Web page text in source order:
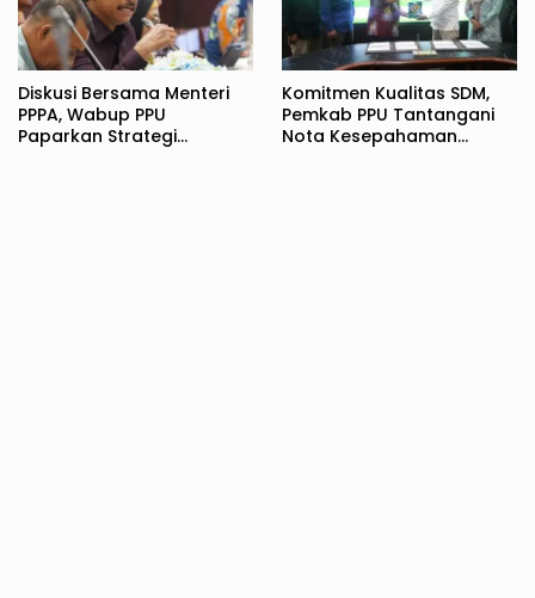
Diskusi Bersama Menteri
PPPA, Wabup PPU
Paparkan Strategi
Komitmen Kualitas SDM,
Pemkab PPU Tantangani
Nota Kesepahaman